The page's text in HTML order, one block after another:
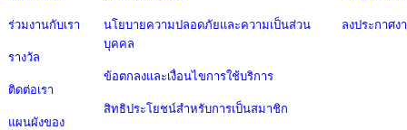
ร่วมงานกับเรา
รางวัล
ติดต่อเรา
แผนผังของ
นโยบายความปลอดภัยและความเป็นส่วน
บุคคล
ข้อตกลงและเงื่อนไขการใช้บริการ
สิทธิประโยชน์สำหรับการเป็นสมาชิก
ลงประกาศง